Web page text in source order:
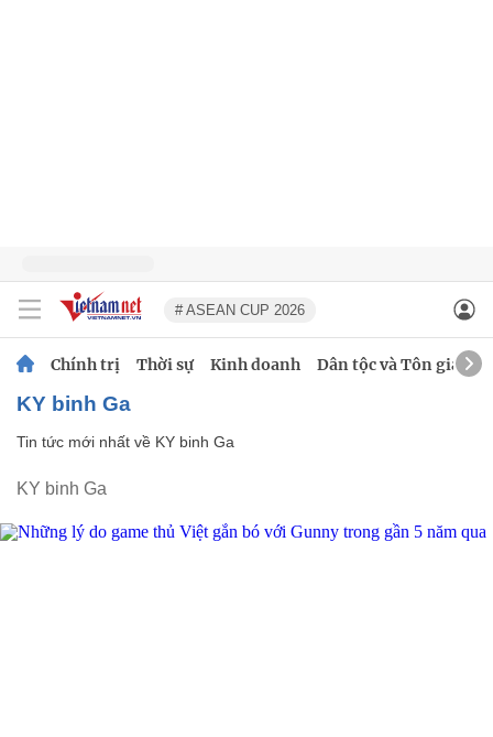
# ASEAN CUP 2026
Chính trị Thời sự Kinh doanh Dân tộc và Tôn giáo
KY binh Ga
Tin tức mới nhất về KY binh Ga
KY binh Ga